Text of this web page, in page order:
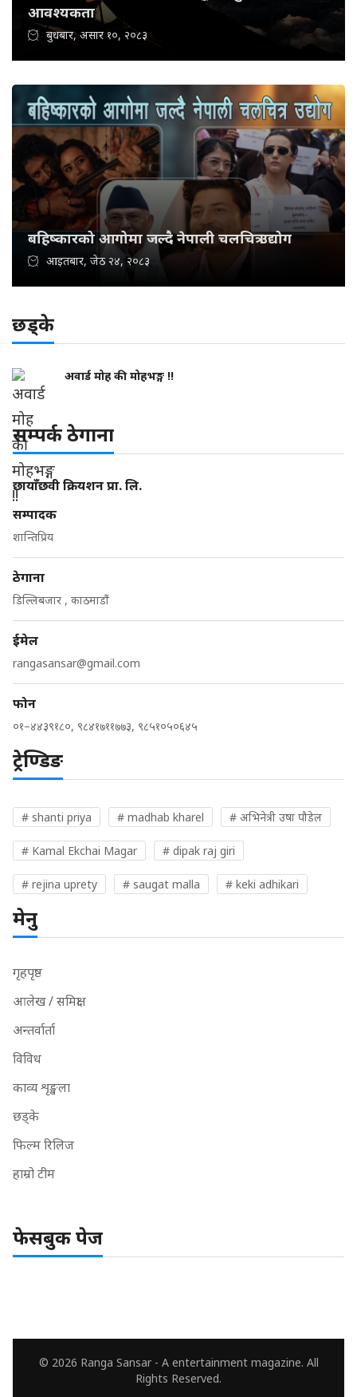
आवश्यकता
बुधबार, असार १०, २०८३
बहिष्कारको आगोमा जल्दै नेपाली चलचित्र उद्योग
आइतबार, जेठ २४, २०८३
छड्के
अवार्ड मोह की मोहभङ्ग !!
सम्पर्क ठेगाना
छायाँछवी क्रियशन प्रा. लि.
सम्पादक
शान्तिप्रिय
ठेगाना
डिल्लिबजार , काठमाडौं
ईमेल
rangasansar@gmail.com
फोन
०१–४४३९१८०, ९८४१७११७७३, ९८५१०५०६४५
ट्रेण्डिङ
# shanti priya # madhab kharel # अभिनेत्री उषा पौडेल
# Kamal Ekchai Magar # dipak raj giri
# rejina uprety # saugat malla # keki adhikari
मेनु
गृहपृष्ठ
आलेख / समिक्षा
अन्तर्वार्ता
विविध
काव्य शृङ्खला
छड्के
फिल्म रिलिज
हाम्रो टीम
फेसबुक पेज
© 2026 Ranga Sansar - A entertainment magazine. All
Rights Reserved.